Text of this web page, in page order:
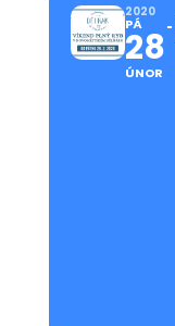
2020
PÁ
28
ÚNOR